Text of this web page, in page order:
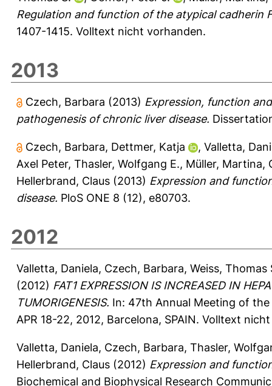
Regulation and function of the atypical cadherin
1407-1415. Volltext nicht vorhanden.
2013
Czech, Barbara (2013) Expression, function
pathogenesis of chronic liver disease.
Czech, Barbara, Dettmer, Katja , Valletta,
Axel Peter, Thasler, Wolfgang E., Müller, Martina,
Hellerbrand, Claus (2013) Expression and
disease. PloS ONE 8 (12), e80703.
2012
Valletta, Daniela, Czech, Barbara, Weiss, Thomas
(2012) FAT1 EXPRESSION IS INCREASED IN
TUMORIGENESIS. In: 47th Annual Meeting of
APR 18-22, 2012, Barcelona, SPAIN. Volltext
Valletta, Daniela, Czech, Barbara, Thasler,
Hellerbrand, Claus (2012) Expression and
Biochemical and Biophysical Research